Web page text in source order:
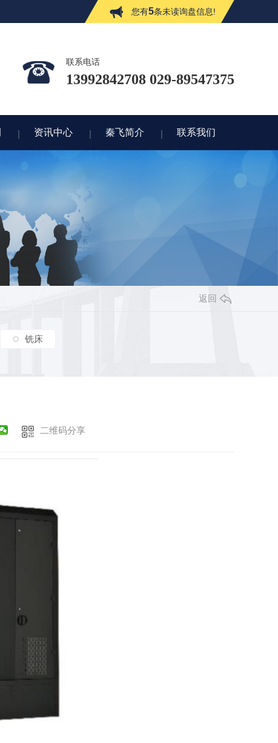
您有5条未读询盘信息!
联系电话
13992842708 029-89547375
资讯中心 秦飞简介 联系我们
返回
铣床
二维码分享